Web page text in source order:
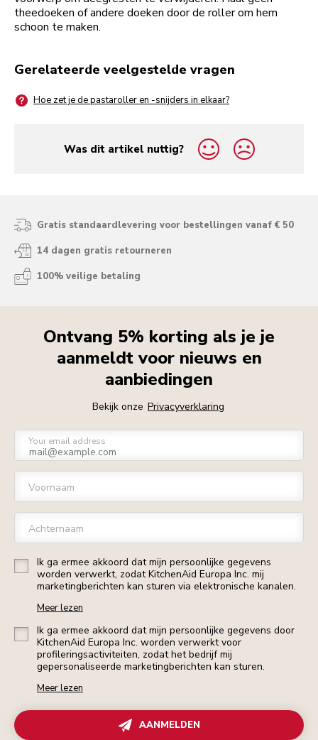
theedoeken of andere doeken door de roller om hem
schoon te maken.
Gerelateerde veelgestelde vragen
Hoe zet je de pastaroller en -snijders in elkaar?
Was dit artikel nuttig?
yes
no
Gratis standaardlevering voor bestellingen vanaf € 50
14 dagen gratis retourneren
100% veilige betaling
Ontvang 5% korting als je je
aanmeldt voor nieuws en
aanbiedingen
Bekijk onze Privacyverklaring
Your email address
Voornaam
Achternaam
Ik ga ermee akkoord dat mijn persoonlijke gegevens
worden verwerkt, zodat KitchenAid Europa Inc. mij
marketingberichten kan sturen via elektronische kanalen.
Meer lezen
Ik ga ermee akkoord dat mijn persoonlijke gegevens door
KitchenAid Europa Inc. worden verwerkt voor
profileringsactiviteiten, zodat het bedrijf mij
gepersonaliseerde marketingberichten kan sturen.
Meer lezen
AANMELDEN